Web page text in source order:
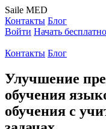
Saile MED
Контакты Блог
Войти Начать бесплатно
Контакты Блог
Улучшение
обучения
обучения с